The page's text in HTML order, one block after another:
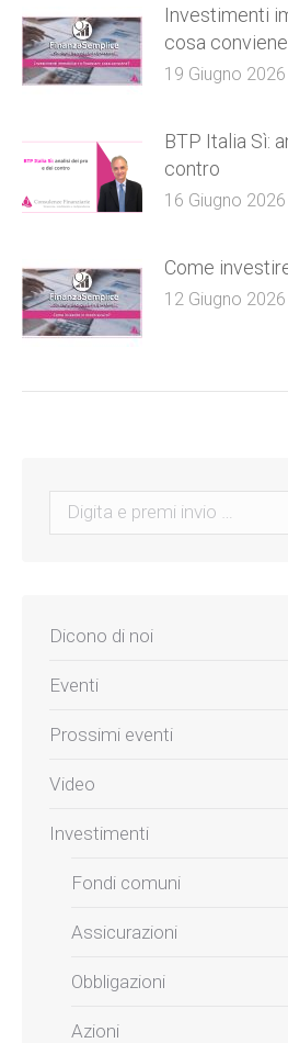
Investimenti
cosa
19 Giugno 2026
BTP Italia Sì:
contro
16 Giugno 2026
Come
12 Giugno 2026
Search:
Dicono di noi
Eventi
Prossimi eventi
Video
Investimenti
Fondi comuni
Assicurazioni
Obbligazioni
Azioni